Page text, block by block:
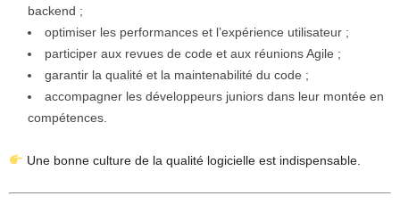
backend ;
optimiser les performances et l’expérience utilisateur ;
participer aux revues de code et aux réunions Agile ;
garantir la qualité et la maintenabilité du code ;
accompagner les développeurs juniors dans leur montée en
compétences.
Une bonne culture de la qualité logicielle est indispensable.